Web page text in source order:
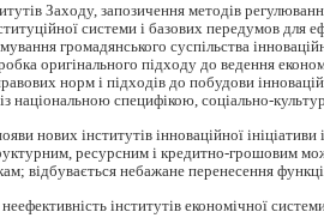
Заходу, запозичення методів
системи і базових передумов для
громадянського суспільства
оригінального підходу до ведення
норм і підходів до побудови
із національною специфікою, соціально-
нових інститутів інноваційної
ресурсним і кредитно-грошовим
відбувається небажане перенесення
інститутів економічної